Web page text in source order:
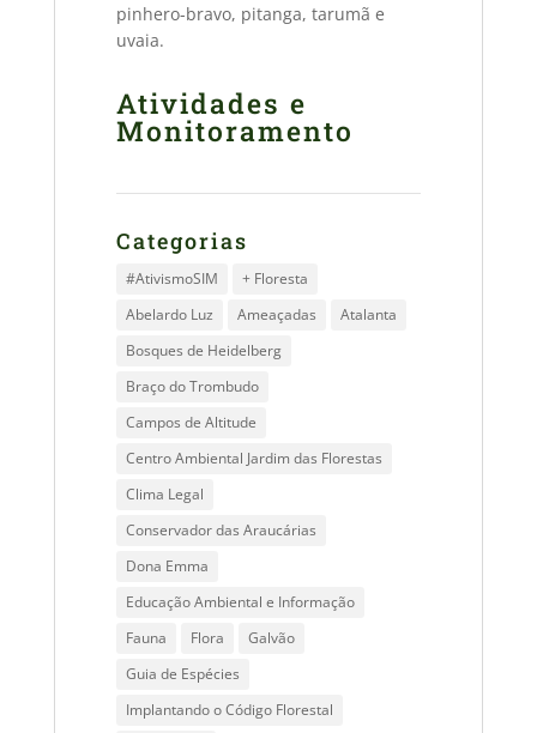
pinhero-bravo, pitanga, tarumã e
uvaia.
Atividades e
Monitoramento
Categorias
#AtivismoSIM
+ Floresta
Abelardo Luz
Ameaçadas
Atalanta
Bosques de Heidelberg
Braço do Trombudo
Campos de Altitude
Centro Ambiental Jardim das Florestas
Clima Legal
Conservador das Araucárias
Dona Emma
Educação Ambiental e Informação
Fauna
Flora
Galvão
Guia de Espécies
Implantando o Código Florestal